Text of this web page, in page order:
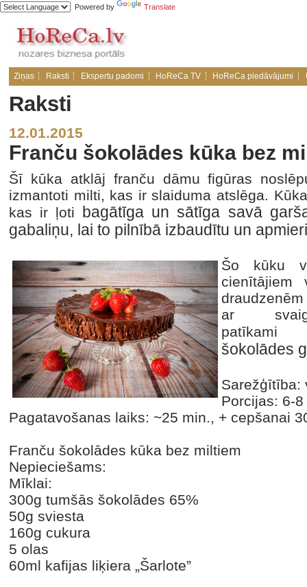
Powered by Translate
Ziņas Raksti Ekspertu padomi HoReCa TV HoReCa piedāvājumi
Raksti
12.01.2015
Franču šokolādes kūka bez
Šī kūka atklāj franču dāmu figūras
izmantoti milti, kas ir slaiduma atslēga.
kas ir ļoti
bagātīga un sātīga savā
gabaliņu, lai to pilnībā izbaudītu un
Šo kūku
cienītājiem
ar
šokolādes
Sarežģītība:
Porcijas: 6-8
Pagatavošanas laiks: ~25 min., + cepšanai
Franču šokolādes kūka bez miltiem
Nepieciešams:
Mīklai:
300g tumšās šokolādes 65%
50g sviesta
160g cukura
5 olas
60ml kafijas liķiera „Šarlote”